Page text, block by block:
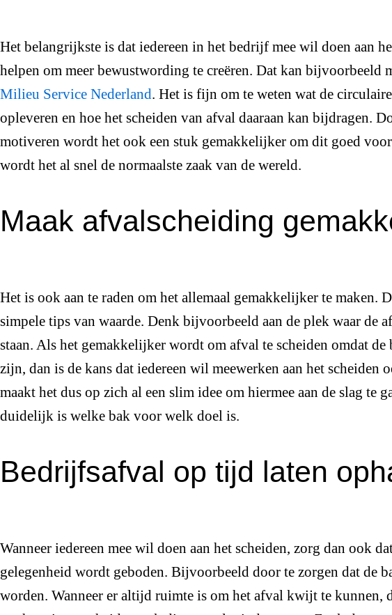
Het belangrijkste is dat iedereen in het bedrijf mee wil doen aan
helpen om meer bewustwording te creëren. Dat kan bijvoorbeeld
Milieu Service Nederland. Het is fijn om te weten wat de
opleveren en hoe het scheiden van afval daaraan kan bijdragen.
motiveren wordt het ook een stuk gemakkelijker om dit goed
wordt het al snel de normaalste zaak van de wereld.
Maak afvalscheiding
Het is ook aan te raden om het allemaal gemakkelijker te maken.
simpele tips van waarde. Denk bijvoorbeeld aan de plek waar de
staan. Als het gemakkelijker wordt om afval te scheiden omdat de
zijn, dan is de kans dat iedereen wil meewerken aan het scheiden
maakt het dus op zich al een slim idee om hiermee aan de slag te
duidelijk is welke bak voor welk doel is.
Bedrijfsafval op tijd laten
Wanneer iedereen mee wil doen aan het scheiden, zorg dan ook
gelegenheid wordt geboden. Bijvoorbeeld door te zorgen dat de
worden. Wanneer er altijd ruimte is om het afval kwijt te kunnen,